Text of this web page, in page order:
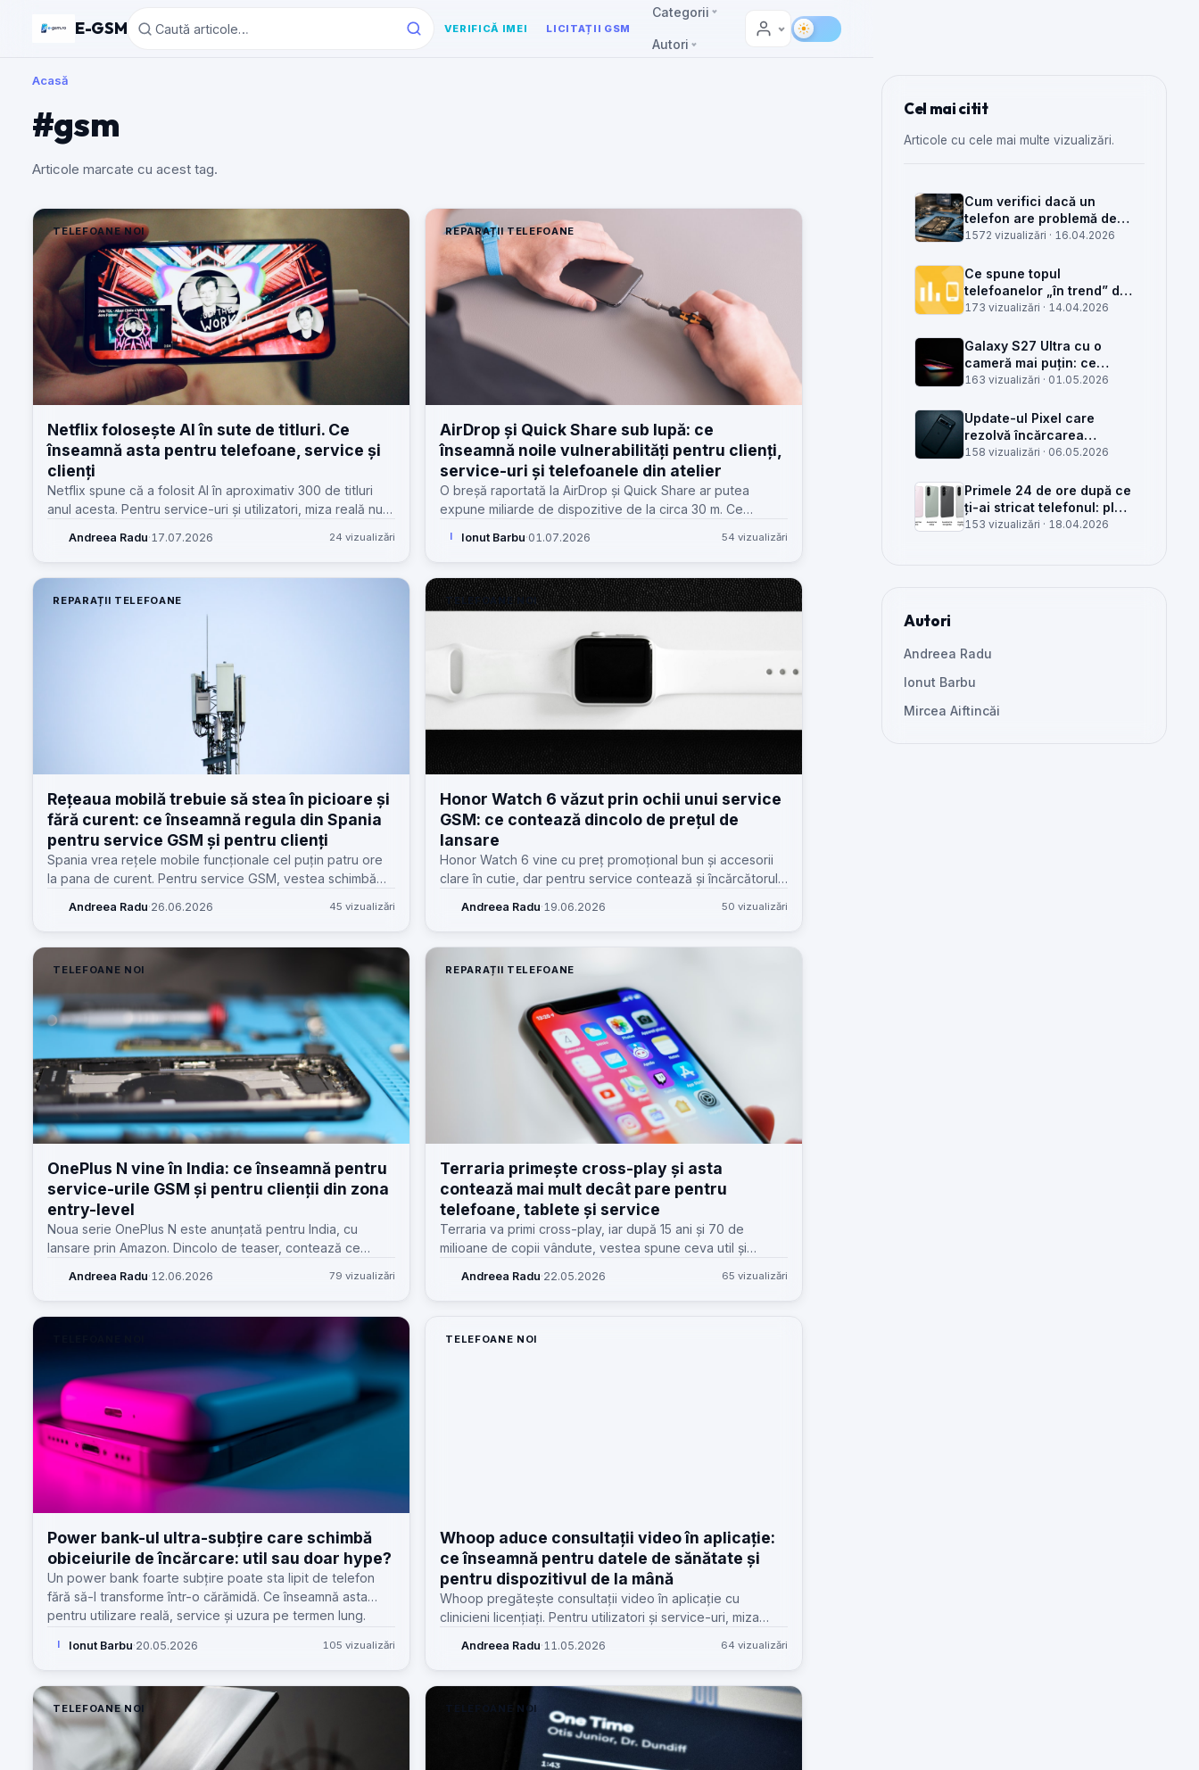
E-GSM VERIFICĂ IMEI LICITAȚII GSM
Categorii
Autori
Acasă
#gsm
Articole marcate cu acest tag.
TELEFOANE NOI
Netflix folosește AI în sute de titluri. Ce
înseamnă asta pentru telefoane, service și
clienți
Netflix spune că a folosit AI în aproximativ 300 de titluri
anul acesta. Pentru service-uri și utilizatori, miza reală nu e
experienței.
Andreea Radu· 17.07.2026 24 vizualizări
REPARAȚII TELEFOANE
AirDrop și Quick Share sub lupă: ce
înseamnă noile vulnerabilități pentru clienți,
service-uri și telefoanele din atelier
O breșă raportată la AirDrop și Quick Share ar putea
expune miliarde de dispozitive de la circa 30 m. Ce
telefonul.
I Ionut Barbu·01.07.2026 54 vizualizări
REPARAȚII TELEFOANE
Rețeaua mobilă trebuie să stea în picioare și
fără curent: ce înseamnă regula din Spania
pentru service GSM și pentru clienți
Spania vrea rețele mobile funcționale cel puțin patru ore
la pana de curent. Pentru service GSM, vestea schimbă
pregătim clienții.
Andreea Radu·26.06.2026 45 vizualizări
TELEFOANE NOI
Honor Watch 6 văzut prin ochii unui service
GSM: ce contează dincolo de prețul de
lansare
Honor Watch 6 vine cu preț promoțional bun și accesorii
clare în cutie, dar pentru service contează și încărcătorul
Andreea Radu· 19.06.2026 50 vizualizări
TELEFOANE NOI
OnePlus N vine în India: ce înseamnă pentru
service-urile GSM și pentru clienții din zona
entry-level
Noua serie OnePlus N este anunțată pentru India, cu
lansare prin Amazon. Dincolo de teaser, contează ce
clienților sub ₹20.000.
Andreea Radu· 12.06.2026 79 vizualizări
REPARAȚII TELEFOANE
Terraria primește cross-play și asta
contează mai mult decât pare pentru
telefoane, tablete și service
Terraria va primi cross-play, iar după 15 ani și 70 de
milioane de copii vândute, vestea spune ceva util și
chiar ține pasul.
Andreea Radu·22.05.2026 65 vizualizări
Power bank-ul ultra-subțire care schimbă
obiceiurile de încărcare: util sau doar hype?
Un power bank foarte subțire poate sta lipit de telefon
fără să-l transforme într-o cărămidă. Ce înseamnă asta
pentru utilizare reală, service și uzura pe termen lung.
I Ionut Barbu·20.05.2026 105 vizualizări
TELEFOANE NOI
Whoop aduce consultații video în aplicație:
ce înseamnă pentru datele de sănătate și
pentru dispozitivul de la mână
Whoop pregătește consultații video în aplicație cu
clinicieni licențiați. Pentru utilizatori și service-uri, miza
date corecte.
Andreea Radu· 11.05.2026 64 vizualizări
TELEFOANE NOI TELEFOANE NOI
Cel mai citit
Articole cu cele mai multe vizualizări.
Cum verifici dacă un
telefon are problemă de
semnal din antenă, din
rețea
1572 vizualizări · 16.04.2026
Ce spune topul
telefoanelor „în trend” din
săptămâna 15 despre
173 vizualizări · 14.04.2026
Galaxy S27 Ultra cu o
cameră mai puțin: ce
înseamnă pentru service,
163 vizualizări · 01.05.2026
Update-ul Pixel care
rezolvă încărcarea
wireless și glitch-uri de
158 vizualizări · 06.05.2026
Primele 24 de ore după ce
ți-ai stricat telefonul: plan
clar, greșeli de evitat și
153 vizualizări · 18.04.2026
Autori
Andreea Radu
Ionut Barbu
Mircea Aiftincăi